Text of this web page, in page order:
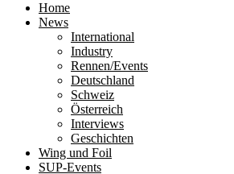
Home
News
International
Industry
Rennen/Events
Deutschland
Schweiz
Österreich
Interviews
Geschichten
Wing und Foil
SUP-Events